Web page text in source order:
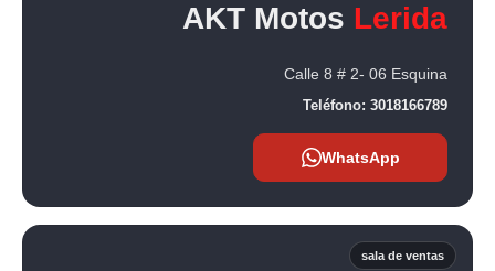
AKT Motos Lerida
Calle 8 # 2- 06 Esquina
Teléfono: 3018166789
WhatsApp
sala de ventas